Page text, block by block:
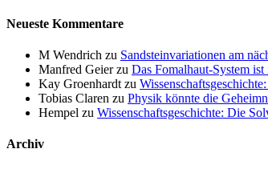
Neueste Kommentare
M Wendrich zu Sandsteinvariationen am
Manfred Geierzu Das Fomalhaut-System
Kay Groenhardt zu
Tobias Claren zu Physik könnte die
Hempel zu Wissenschaftsgeschichte: Die
Archiv